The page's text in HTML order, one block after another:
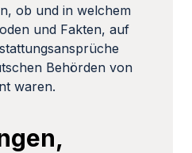
ob und in welchem
und Fakten, auf
Behörden von
waren.